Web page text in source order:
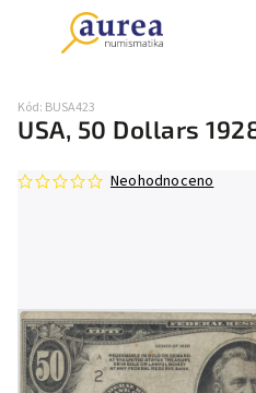
USA, 50 Dollars
Kód: BUSA423
Neohodnoceno